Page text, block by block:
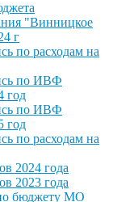
"Винницкое
г
по расходам на
по ИВФ
год
по ИВФ
год
по расходам на
2024 года
2023 года
бюджету МО